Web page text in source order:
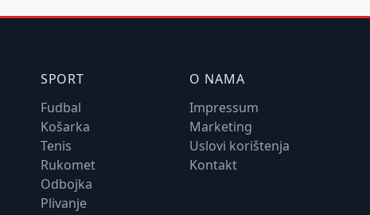
SPORT
Fudbal
Košarka
Tenis
Rukomet
Odbojka
Plivanje
O NAMA
Impressum
Marketing
Uslovi korištenja
Kontakt